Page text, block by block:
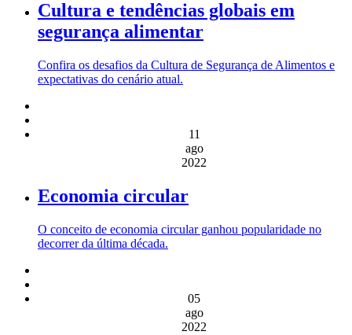
Cultura e tendências globais em
segurança alimentar
Confira os desafios da Cultura de Segurança de Alimentos e
expectativas do cenário atual.
11
ago
2022
Economia circular
O conceito de economia circular ganhou popularidade no
decorrer da última década.
05
ago
2022